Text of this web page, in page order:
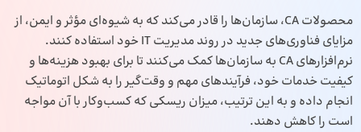
محصولات CA، سازمان‌ها را قادر می‌کند که به‌ شیوه‌ای مؤثر و ایمن، از
مزایای فناوری‌های جدید در روند مدیریت IT خود استفاده کنند.
نرم‌افزارهای CA به سازمان‌ها کمک می‌کنند تا برای بهبود هزینه‌ها و
کیفیت خدمات خود، فرآیندهای مهم و وقت‌گیر را به شکل اتوماتیک
انجام داده و به این ترتیب، میزان ریسکی که کسب‌وکار با آن مواجه
است را کاهش دهند.